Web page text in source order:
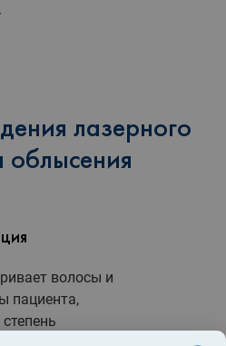
лазерного
облысения
волосы и
пациента,